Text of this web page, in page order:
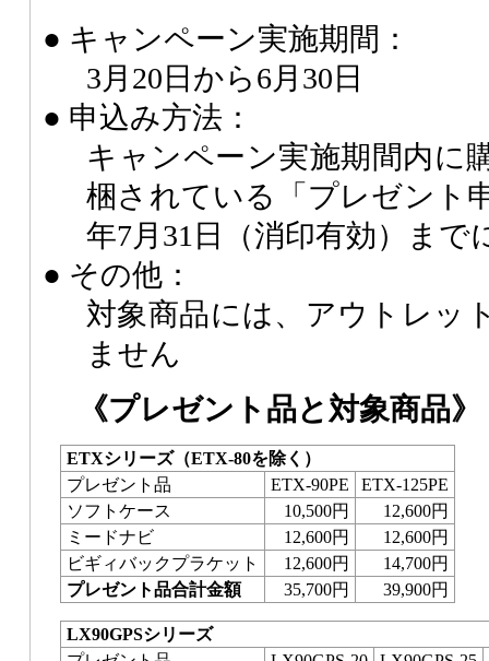
● キャンペーン実施期間：
3月20日から6月30日
● 申込み方法：
キャンペーン実施期間内に
梱されている「プレゼント
年7月31日（消印有効）まで
● その他：
対象商品には、アウトレッ
ません
《プレゼント品と対象商品》
ETXシリーズ（ETX-80を除く）
プレゼント品
ETX-90PE
ETX-125PE
ソフトケース
10,500円
12,600円
ミードナビ
12,600円
12,600円
ビギィバックプラケット
12,600円
14,700円
プレゼント品合計金額
35,700円 39,900円
LX90GPSシリーズ